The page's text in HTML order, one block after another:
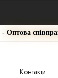
- Оптова
Контакти